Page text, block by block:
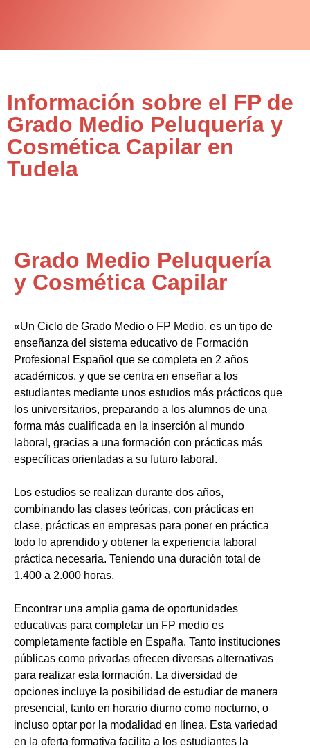
Información sobre el FP de
Grado Medio Peluquería y
Cosmética Capilar en
Tudela
Grado Medio Peluquería
y Cosmética Capilar
«Un Ciclo de Grado Medio o FP Medio, es un tipo de
enseñanza del sistema educativo de Formación
Profesional Español que se completa en 2 años
académicos, y que se centra en enseñar a los
estudiantes mediante unos estudios más prácticos que
los universitarios, preparando a los alumnos de una
forma más cualificada en la inserción al mundo
laboral, gracias a una formación con prácticas más
específicas orientadas a su futuro laboral.
Los estudios se realizan durante dos años,
combinando las clases teóricas, con prácticas en
clase, prácticas en empresas para poner en práctica
todo lo aprendido y obtener la experiencia laboral
práctica necesaria. Teniendo una duración total de
1.400 a 2.000 horas.
Encontrar una amplia gama de oportunidades
educativas para completar un FP medio es
completamente factible en España. Tanto instituciones
públicas como privadas ofrecen diversas alternativas
para realizar esta formación. La diversidad de
opciones incluye la posibilidad de estudiar de manera
presencial, tanto en horario diurno como nocturno, o
incluso optar por la modalidad en línea. Esta variedad
en la oferta formativa facilita a los estudiantes la